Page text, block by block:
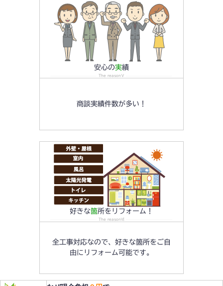
安心の実績
The reasonⅤ
商談実績件数が多い！
好きな箇所をリフォーム！
The reasonⅥ
全工事対応なので、好きな箇所をご自
由にリフォーム可能です。